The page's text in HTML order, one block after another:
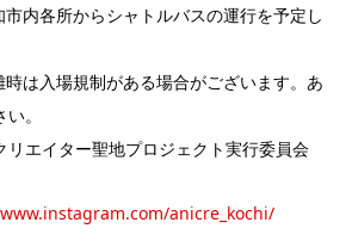
内各所からシャトルバスの運行を予定し
は入場規制がある場合がございます。あ
。
エイター聖地プロジェクト実行委員会
anicre_kochi/